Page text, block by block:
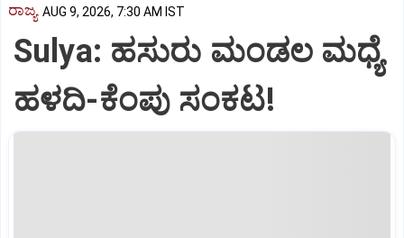
ರಾಜ್ಯ AUG 9, 2026, 7:30 AM IST
Sulya: ಹಸುರು ಮಂಡಲ ಮಧ್ಯೆ
ಹಳದಿ-ಕೆಂಪು ಸಂಕಟ!